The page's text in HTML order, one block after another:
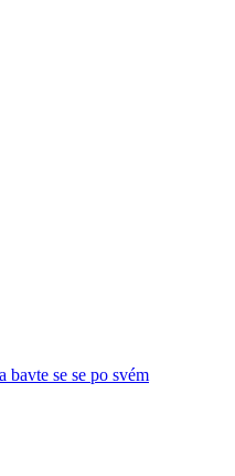
bavte se se po svém